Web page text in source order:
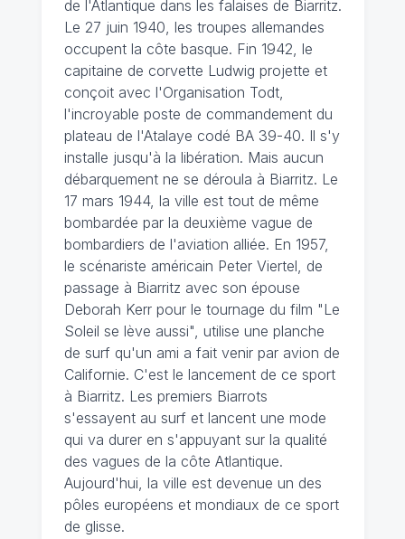
de l'Atlantique dans les falaises de Biarritz.
Le 27 juin 1940, les troupes allemandes
occupent la côte basque. Fin 1942, le
capitaine de corvette Ludwig projette et
conçoit avec l'Organisation Todt,
l'incroyable poste de commandement du
plateau de l'Atalaye codé BA 39-40. Il s'y
installe jusqu'à la libération. Mais aucun
débarquement ne se déroula à Biarritz. Le
17 mars 1944, la ville est tout de même
bombardée par la deuxième vague de
bombardiers de l'aviation alliée. En 1957,
le scénariste américain Peter Viertel, de
passage à Biarritz avec son épouse
Deborah Kerr pour le tournage du film "Le
Soleil se lève aussi", utilise une planche
de surf qu'un ami a fait venir par avion de
Californie. C'est le lancement de ce sport
à Biarritz. Les premiers Biarrots
s'essayent au surf et lancent une mode
qui va durer en s'appuyant sur la qualité
des vagues de la côte Atlantique.
Aujourd'hui, la ville est devenue un des
pôles européens et mondiaux de ce sport
de glisse.